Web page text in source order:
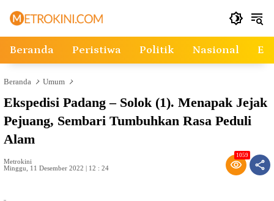
Beranda Peristiwa Politik Nasional
Beranda Umum
Ekspedisi Padang – Solok (1). Menapak Jejak
Pejuang, Sembari Tumbuhkan Rasa Peduli
Alam
Metrokini
Minggu, 11 Desember 2022 | 12 : 24
1059